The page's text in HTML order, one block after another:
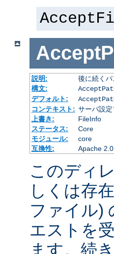
説明:
後に続く
構文:
デフォルト:
コンテキスト: サーバ設
上書き:
FileInfo
ステータス:
Core
モジュール:
core
互換性:
Apache
このディ
しくは存
ファイル)
エストを
ます。続